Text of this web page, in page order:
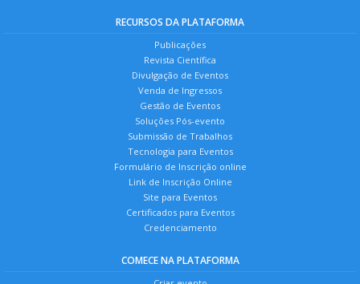
RECURSOS DA PLATAFORMA
Publicações
Revista Científica
Divulgação de Eventos
Venda de Ingressos
Gestão de Eventos
Soluções Pós-evento
Submissão de Trabalhos
Tecnologia para Eventos
Formulário de Inscrição online
Link de Inscrição Online
Site para Eventos
Certificados para Eventos
Credenciamento
COMECE NA PLATAFORMA